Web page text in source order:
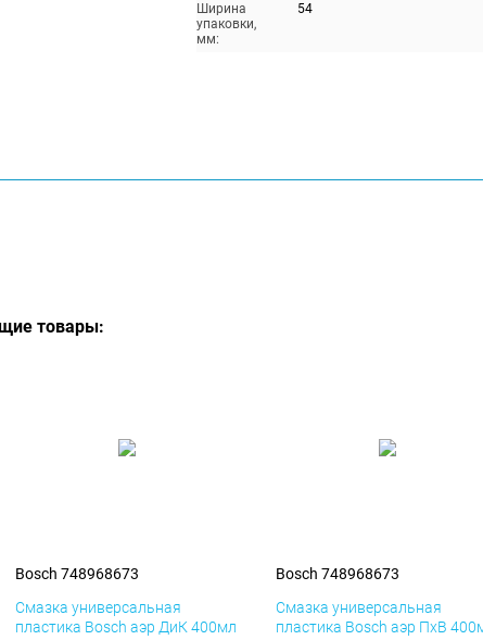
Ширина
упаковки,
мм:
54
товары:
Bosch 748968673
Смазка универсальная
пластика Bosch аэр ДиК 400мл
Bosch 748968673
Смазка универсальная
пластика Bosch аэр ПхВ